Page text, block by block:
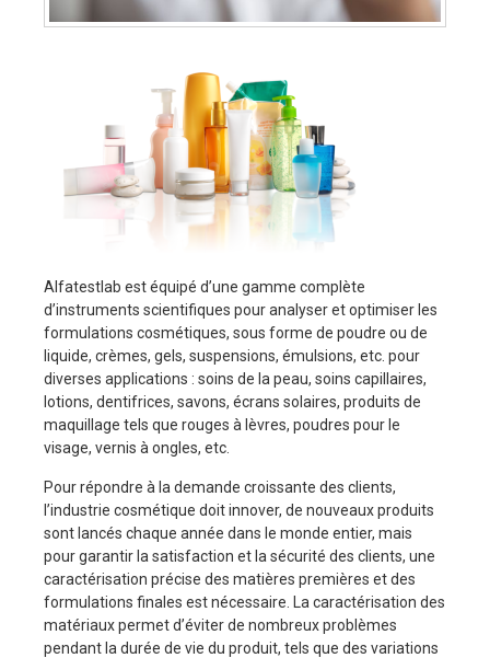
Alfatestlab est équipé d’une gamme complète
d’instruments scientifiques pour analyser et optimiser les
formulations cosmétiques, sous forme de poudre ou de
liquide, crèmes, gels, suspensions, émulsions, etc. pour
diverses applications : soins de la peau, soins capillaires,
lotions, dentifrices, savons, écrans solaires, produits de
maquillage tels que rouges à lèvres, poudres pour le
visage, vernis à ongles, etc.
Pour répondre à la demande croissante des clients,
l’industrie cosmétique doit innover, de nouveaux produits
sont lancés chaque année dans le monde entier, mais
pour garantir la satisfaction et la sécurité des clients, une
caractérisation précise des matières premières et des
formulations finales est nécessaire. La caractérisation des
matériaux permet d’éviter de nombreux problèmes
pendant la durée de vie du produit, tels que des variations